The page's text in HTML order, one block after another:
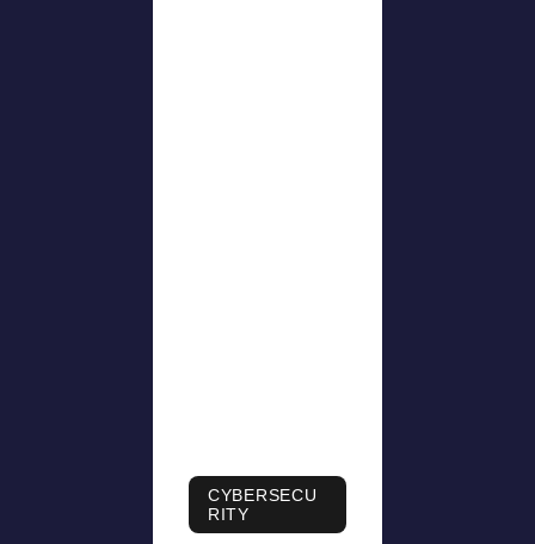
CYBERSECU
RITY